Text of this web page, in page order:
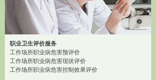
职业卫生评价服务
工作场所职业病危害预评价
工作场所职业病危害现状评价
工作场所职业病危害控制效果评价